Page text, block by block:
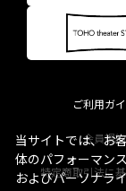
ご利用ガ
会員規約
特定商取引法に
当サイトでは、お
体のパフォーマン
およびパーソナラ